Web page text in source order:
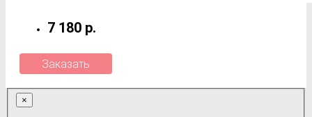
7 180 р.
Заказать
×